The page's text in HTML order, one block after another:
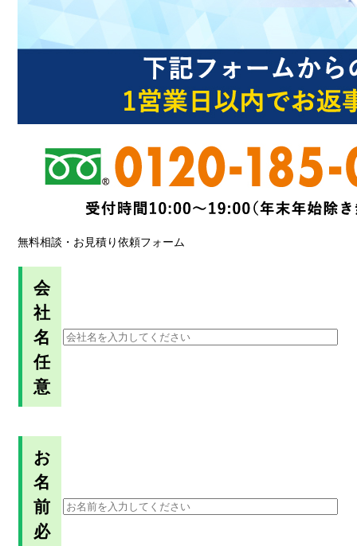
無料相談・お見積り依頼フォーム
会
社
名
任
意
お
名
前
必